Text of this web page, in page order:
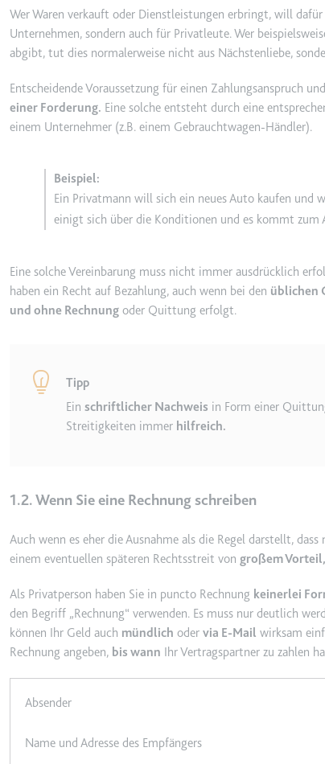
_ga_#
Anbieter:
Wird
Ablauf:
2
_gcl_au
Anbieter:
Ablauf:
3
Anbieter:
Typ:
__Secure-
Zweck:
Wird
180
Typ:
Ablauf:
Typ:
Wer Waren verkauft oder Dienstleistungen erbringt, will
Unternehmen, sondern auch für Privatleute. Wer
abgibt, tut dies normalerweise nicht aus Nächstenliebe,
Entscheidende Voraussetzung für einen Zahlungsanspruch
einer Forderung. Eine solche entsteht durch eine
einem Unternehmer (z.B. einem Gebrauchtwagen-Händler).
Ein Privatmann will sich ein neues Auto kaufen und
einigt sich über die Konditionen und es kommt zum
Eine solche Vereinbarung muss nicht immer ausdrücklich
haben ein Recht auf Bezahlung, auch wenn bei den üblichen
und ohne Rechnung oder Quittung erfolgt.
Tipp
Ein schriftlicher Nachweis in Form einer
Streitigkeiten immer hilfreich.
1.2. Wenn Sie eine Rechnung schreiben
Auch wenn es eher die Ausnahme als die Regel darstellt,
einem eventuellen späteren Rechtsstreit von großem
Als Privatperson haben Sie in puncto Rechnung keinerlei
den Begriff
Rechnung verwenden. Es muss nur deutlich
können Ihr Geld auch mündlich oder via E-Mail wirksam
Rechnung angeben, bis wann Ihr Vertragspartner zu zahlen
Absender
Name und Adresse des Empfängers